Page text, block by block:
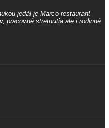
jedál je Marco restaurant
pracovné stretnutia ale i rodinné